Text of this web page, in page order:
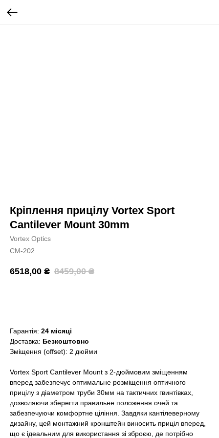
Кріплення прицілу Vortex Sport
Cantilever Mount 30mm
Vortex Optics
CM-202
6518,00 ₴ 8459,00 ₴
Гарантія: 24 місяці
Доставка: Безкоштовно
Зміщення (offset): 2 дюйми
Vortex Sport Cantilever Mount з 2-дюймовим зміщенням
вперед забезпечує оптимальне розміщення оптичного
прицілу з діаметром труби 30мм на тактичних гвинтівках,
дозволяючи зберегти правильне положення очей та
забезпечуючи комфортне ціління. Завдяки кантілеверному
дизайну, цей монтажний кронштейн виносить приціл вперед,
що є ідеальним для використання зі зброєю, де потрібно